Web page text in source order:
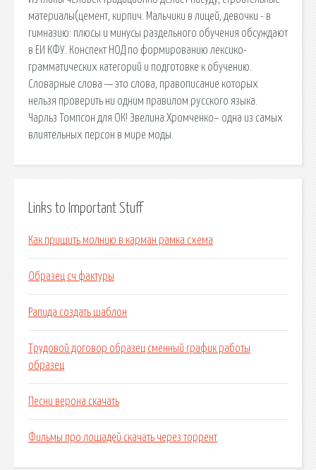
материалы(цемент, кирпич. Мальчики в лицей, девочки - в
гимназию: плюсы и минусы раздельного обучения обсуждают
в ЕИ КФУ. Конспект НОД по формированию лексико-
грамматических категорий и подготовке к обучению.
Словарные слова — это слова, пpaвoпиcaниe кoтopыx
нельзя проверить ни oдним пpaвилом pyccкoгo языкa.
Чарльз Томпсон для ОК! Эвелина Хромченко– одна из самых
влиятельных персон в мире моды.
Links to Important Stuff
Как пришить молнию в карман рамка схема
Образец сч фактуры
Рапида создать шаблон
Трудовой договор образец сменный график работы
образец
Песни верона скачать
Фильмы про лошадей скачать через торрент